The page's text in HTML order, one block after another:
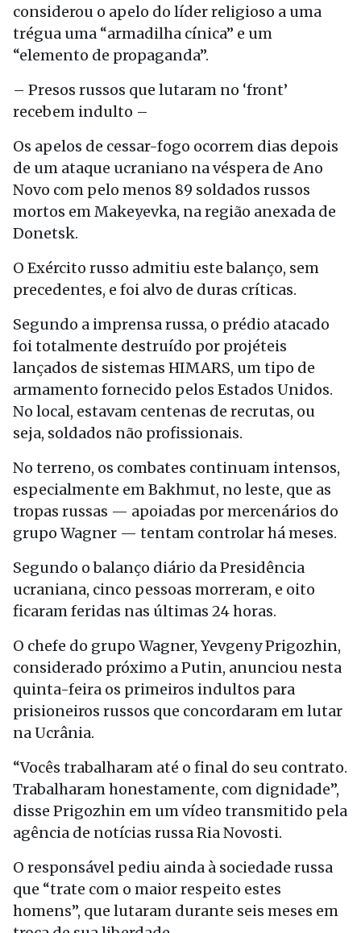
considerou o apelo do líder religioso a uma
trégua uma “armadilha cínica” e um
“elemento de propaganda”.
– Presos russos que lutaram no ‘front’
recebem indulto –
Os apelos de cessar-fogo ocorrem dias depois
de um ataque ucraniano na véspera de Ano
Novo com pelo menos 89 soldados russos
mortos em Makeyevka, na região anexada de
Donetsk.
O Exército russo admitiu este balanço, sem
precedentes, e foi alvo de duras críticas.
Segundo a imprensa russa, o prédio atacado
foi totalmente destruído por projéteis
lançados de sistemas HIMARS, um tipo de
armamento fornecido pelos Estados Unidos.
No local, estavam centenas de recrutas, ou
seja, soldados não profissionais.
No terreno, os combates continuam intensos,
especialmente em Bakhmut, no leste, que as
tropas russas — apoiadas por mercenários do
grupo Wagner — tentam controlar há meses.
Segundo o balanço diário da Presidência
ucraniana, cinco pessoas morreram, e oito
ficaram feridas nas últimas 24 horas.
O chefe do grupo Wagner, Yevgeny Prigozhin,
considerado próximo a Putin, anunciou nesta
quinta-feira os primeiros indultos para
prisioneiros russos que concordaram em lutar
na Ucrânia.
“Vocês trabalharam até o final do seu contrato.
Trabalharam honestamente, com dignidade”,
disse Prigozhin em um vídeo transmitido pela
agência de notícias russa Ria Novosti.
O responsável pediu ainda à sociedade russa
que “trate com o maior respeito estes
homens”, que lutaram durante seis meses em